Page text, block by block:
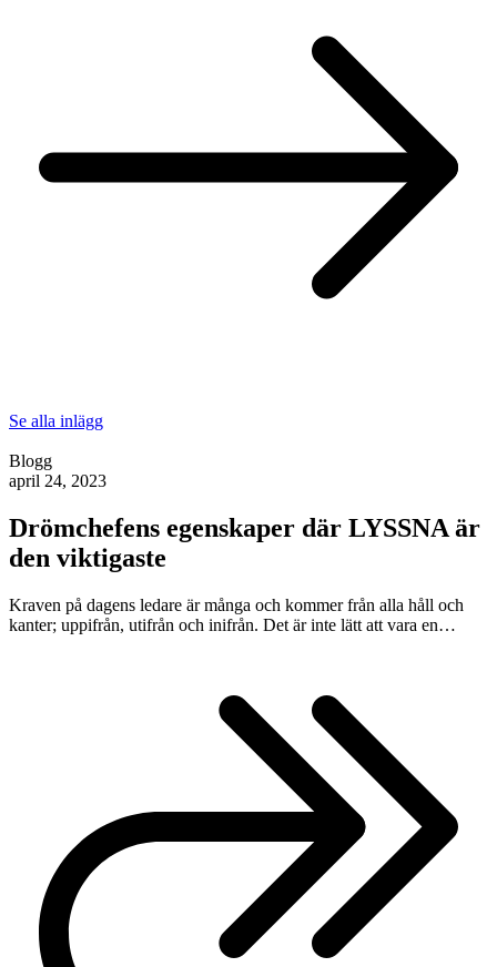
Se alla inlägg
Blogg
april 24, 2023
Drömchefens egenskaper där LYSSNA är
den viktigaste
Kraven på dagens ledare är många och kommer från alla håll och
kanter; uppifrån, utifrån och inifrån. Det är inte lätt att vara en…